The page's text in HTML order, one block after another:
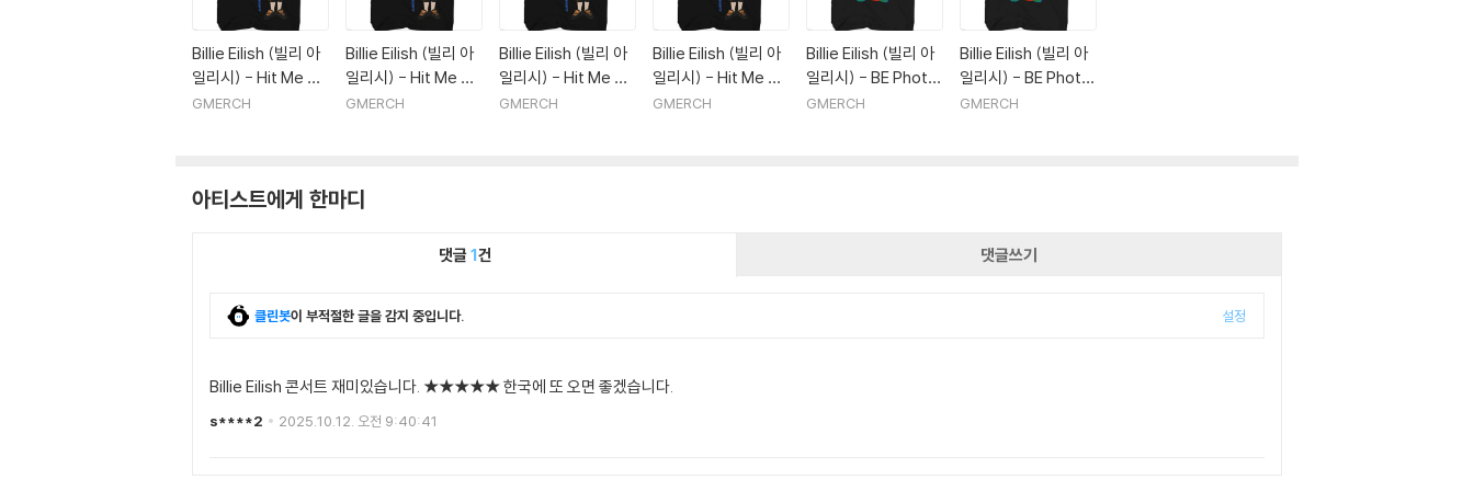
Billie Eilish (빌리 아
일리시) - Hit Me Ha
rd and Soft Recycl
GMERCH
Billie Eilish (빌리 아
일리시) - Hit Me Ha
rd and Soft Recycl
GMERCH
Billie Eilish (빌리 아
일리시) - Hit Me Ha
rd and Soft Recycl
GMERCH
Billie Eilish (빌리 아
일리시) - Hit Me Ha
rd and Soft Recycl
GMERCH
Billie Eilish (빌리 아
일리시) - BE Photo
Recycled EcoMax
GMERCH
Billie Eilish (빌리 아
일리시) - BE Photo
Recycled EcoMax
GMERCH
아티스트에게 한마디
댓글1건 댓글쓰기
클린봇이 부적절한 글을 감지 중입니다. 설정
Billie Eilish 콘서트 재미있습니다. ★★★★★ 한국에 또 오면 좋겠습니다.
s****2 2025.10.12. 오전 9:40:41